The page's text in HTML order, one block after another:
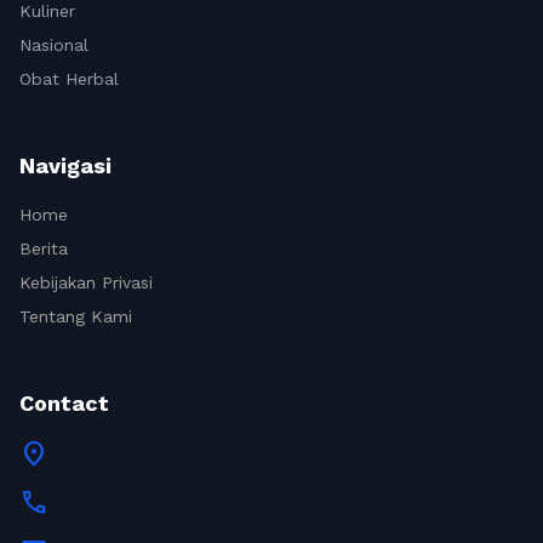
Kuliner
Nasional
Obat Herbal
Navigasi
Home
Berita
Kebijakan Privasi
Tentang Kami
Contact
location_on
call